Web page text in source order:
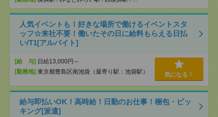
人気イベントも！好きな場所で働けるイベントスタ
ッフ☆来社不要！働いたその日に給料もらえる日払
い/T1[アルバイト]
[給 与] 日給13,000円～
[勤務地] 東京都豊島区南池袋（最寄り駅：池袋駅） 気になる！
給与即払いOK！高時給！日勤のお仕事！梱包・ピッ
キング[派遣]